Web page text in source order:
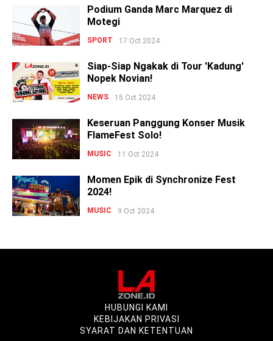
Podium Ganda Marc Marquez di
Motegi
SPORT 17 Oct 2024
Siap-Siap Ngakak di Tour 'Kadung'
Nopek Novian!
NEWS 15 Oct 2024
Keseruan Panggung Konser Musik
FlameFest Solo!
MUSIC 11 Oct 2024
Momen Epik di Synchronize Fest
2024!
MUSIC 9 Oct 2024
HUBUNGI KAMI
KEBIJAKAN PRIVASI
SYARAT DAN KETENTUAN